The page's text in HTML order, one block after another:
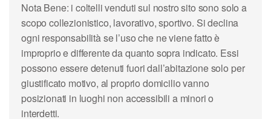
Nota Bene: i coltelli venduti sul nostro sito sono solo a
scopo collezionistico, lavorativo, sportivo. Si declina
ogni responsabilità se l’uso che ne viene fatto è
improprio e differente da quanto sopra indicato. Essi
possono essere detenuti fuori dall’abitazione solo per
giustificato motivo, al proprio domicilio vanno
posizionati in luoghi non accessibili a minori o
interdetti.